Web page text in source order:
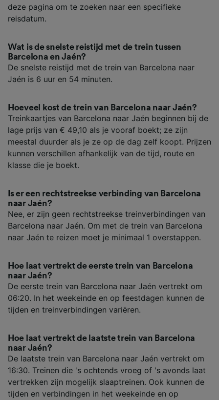
deze pagina om te zoeken naar een specifieke
reisdatum.
Wat is de snelste reistijd met de trein tussen
Barcelona en Jaén?
De snelste reistijd met de trein van Barcelona naar
Jaén is 6 uur en 54 minuten.
Hoeveel kost de trein van Barcelona naar Jaén?
Treinkaartjes van Barcelona naar Jaén beginnen bij de
lage prijs van € 49,10 als je vooraf boekt; ze zijn
meestal duurder als je ze op de dag zelf koopt. Prijzen
kunnen verschillen afhankelijk van de tijd, route en
klasse die je boekt.
Is er een rechtstreekse verbinding van Barcelona
naar Jaén?
Nee, er zijn geen rechtstreekse treinverbindingen van
Barcelona naar Jaén. Om met de trein van Barcelona
naar Jaén te reizen moet je minimaal 1 overstappen.
Hoe laat vertrekt de eerste trein van Barcelona
naar Jaén?
De eerste trein van Barcelona naar Jaén vertrekt om
06:20. In het weekeinde en op feestdagen kunnen de
tijden en treinverbindingen variëren.
Hoe laat vertrekt de laatste trein van Barcelona
naar Jaén?
De laatste trein van Barcelona naar Jaén vertrekt om
16:30. Treinen die 's ochtends vroeg of 's avonds laat
vertrekken zijn mogelijk slaaptreinen. Ook kunnen de
tijden en verbindingen in het weekeinde en op